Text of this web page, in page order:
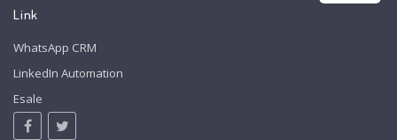
Link
WhatsApp CRM
LinkedIn Automation
Esale